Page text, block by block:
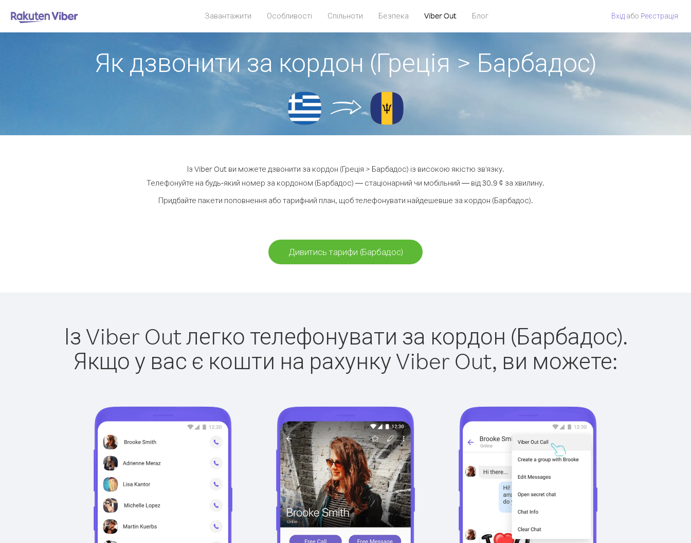
Завантажити Особливості Спільноти Безпека Viber Out Блог Вхід або Pеєстрація
Як дзвонити за кордон (Греція > Барбадос)
Із Viber Out ви можете дзвонити за кордон (Греція > Барбадос) із високою якістю зв'язку.
Телефонуйте на будь-який номер за кордоном (Барбадос) — стаціонарний чи мобільний — від 30.9 ¢ за хвилину.
Придбайте пакети поповнення або тарифний план, щоб телефонувати найдешевше за кордон (Барбадос).
Дивитись тарифи (Барбадос)
Із Viber Out легко телефонувати за кордон (Барбадос).
Якщо у вас є кошти на рахунку Viber Out, ви можете: